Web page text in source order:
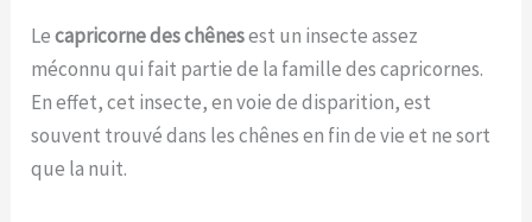
Lecapricorne des chênesest un insecte assez
méconnu qui fait partie de la famille des capricornes.
En effet, cet insecte, en voie de disparition, est
souvent trouvé dans les chênes en fin de vie et ne sort
que la nuit.